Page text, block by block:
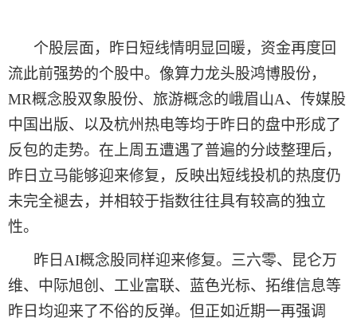
个股层面， 昨日短线情明显回暖，资金再度回
流此前强势的个股中。像算力龙头股鸿博股份，
MR概念股双象股份、旅游概念的峨眉山A、传媒股
中国出版、以及杭州热电等均于昨日 的盘中形成了
反包的走势。在上周五遭遇了普遍的分歧整理后，
昨日 立马能够迎来修复，反映出短线投机的热度仍
未完全褪去，并相较于指数往往具有较高的独立
性。
昨日 AI概念股同样迎来修复。三六零、昆仑万
维、中际旭创、工业富联、蓝色光标、拓维信息等
昨日均迎来了不俗的反弹。但正如近期一再强调